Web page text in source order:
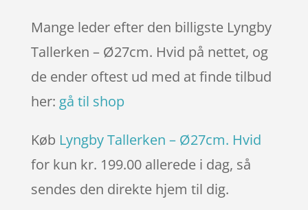
Mange leder efter den billigste Lyngby
Tallerken – Ø27cm. Hvid på nettet, og
de ender oftest ud med at finde tilbud
her: gå til shop
Køb Lyngby Tallerken – Ø27cm. Hvid
for kun kr. 199.00 allerede i dag, så
sendes den direkte hjem til dig.